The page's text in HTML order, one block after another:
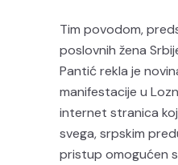
Tim povodom,
poslovnih žena
Pantić rekla je
manifestacije u
internet stranica
svega, srpskim
pristup omogućen